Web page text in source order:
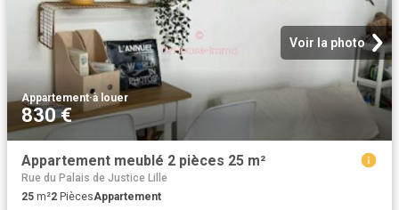
Voir la photo
Appartement·à louer
830 €
Appartement meublé 2 pièces 25 m²
Rue du Palais de Justice Lille
25 m²2 PiècesAppartement